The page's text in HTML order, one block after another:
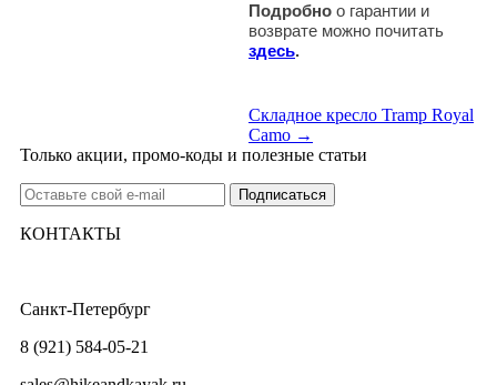
Подробно о гарантии и
возврате можно почитать
здесь.
Cкладное кресло Tramp Royal
Camo →
Только акции, промо-коды и полезные статьи
КОНТАКТЫ
Санкт-Петербург
8 (921) 584-05-21